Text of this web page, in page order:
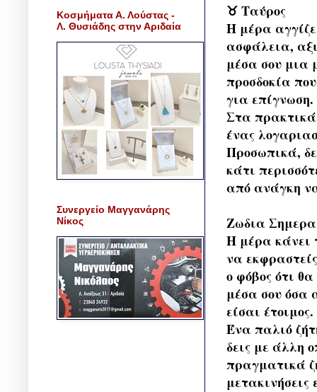
♉ Ταύρος
Η μέρα
ασφάλεια,
μέσα σου μια
προσδοκία
για επίγνωση.
Στα πρακτικά
ένας
Προσωπικά,
κάτι
από ανάγκη
Ζωδια Σημερα
Η μέρα κάνει
να
ο φόβος ότι
μέσα σου όσα
είσαι έτοιμος.
Ένα παλιό
δεις με άλλη
πραγματικά
Κοσμήματα Α. Λούστας -
Λ. Θυσιάδης στην Αριδαία
Συνεργείο Μαγγανάρης
Νίκος